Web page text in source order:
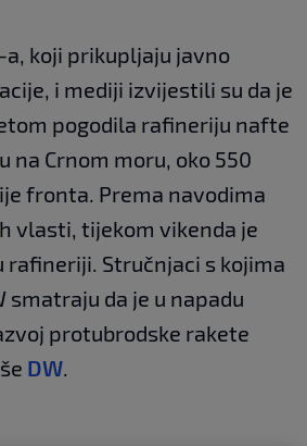
a, koji prikupljaju javno
i mediji izvijestili su da je
pogodila rafineriju nafte
na Crnom moru, oko 550
fronta. Prema navodima
vlasti, tijekom vikenda je
rafineriji. Stručnjaci s kojima
smatraju da je u napadu
protubrodske rakete
DW.